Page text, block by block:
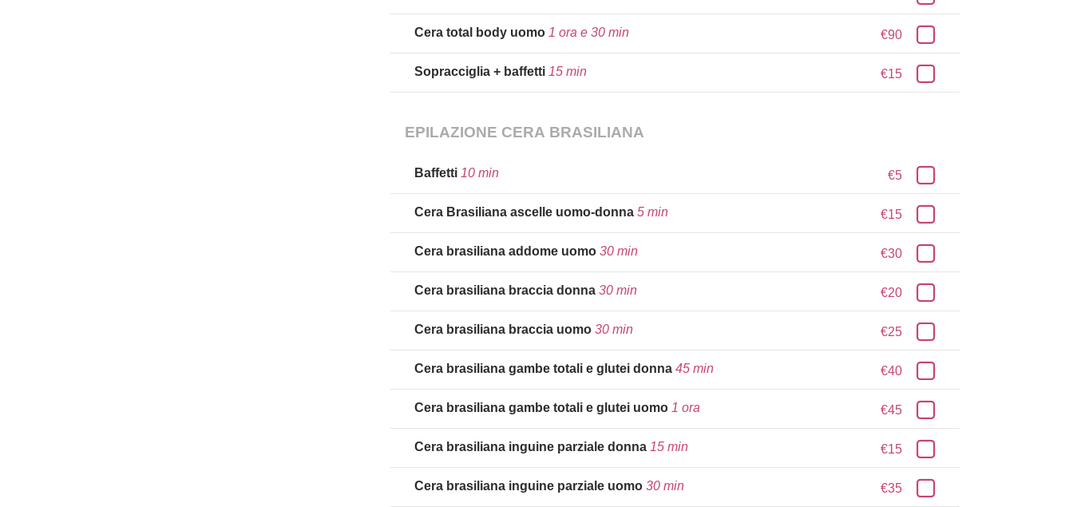
Cera total body uomo 1 ora e 30 min €90
Sopracciglia + baffetti 15 min €15
EPILAZIONE CERA BRASILIANA
Baffetti 10 min €5
Cera Brasiliana ascelle uomo-donna 5 min €15
Cera brasiliana addome uomo 30 min €30
Cera brasiliana braccia donna 30 min €20
Cera brasiliana braccia uomo 30 min €25
Cera brasiliana gambe totali e glutei donna 45 min €40
Cera brasiliana gambe totali e glutei uomo 1 ora €45
Cera brasiliana inguine parziale donna 15 min €15
Cera brasiliana inguine parziale uomo 30 min €35